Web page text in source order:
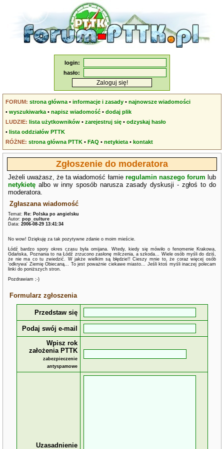
login:
hasło:
FORUM: strona główna •informacje i zasady •najnowsze wiadomości
•wyszukiwarka •napisz wiadomość •dodaj plik
LUDZIE: lista użytkowników •zarejestruj się •odzyskaj hasło
•lista oddziałów PTTK
RÓŻNE: strona główna PTTK •FAQ •netykieta •kontakt
Zgłoszenie do moderatora
Jeżeli uważasz, że ta wiadomość łamie regulamin naszego forum lub
netykietę albo w inny sposób narusza zasady dyskusji - zgłoś to do
moderatora.
Zgłaszana wiadomość
Temat: Re: Polska po angielsku
Autor:pop_culture
Data:2006-08-29 13:41:34
No wow! Dziękuję za tak pozytywne zdanie o moim mieście.
Łódź bardzo spory okres czasu była omijana. Wtedy, kiedy się mówiło o fenomenie Krakowa,
Gdańska, Poznania to na Łódź zrzucono zasłonę milczenia, a szkoda... Wiele osób myśli do dziś,
że nie ma co tu zwiedzić. W jakże wielkim są błędzie!! Cieszy mnie to, że coraz więcej osób
'odkrywa' Ziemię Obiecaną... To jest poważnie ciekawe miasto... Jeśli ktoś myśli inaczej polecam
linki do poniższych stron.
Pozdrawiam ;-)
Formularz zgłoszenia
Przedstaw się
Podaj swój e-mail
Wpisz rok
założenia PTTK
zabezpieczenie
antyspamowe
Uzasadnienie